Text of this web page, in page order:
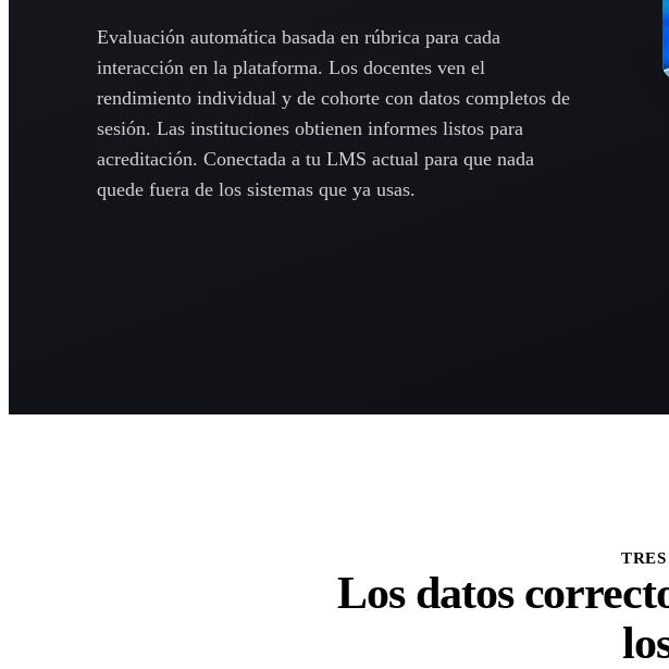
Evaluación automática basada en rúbrica para cada
interacción en la plataforma. Los docentes ven el
rendimiento individual y de cohorte con datos completos de
sesión. Las instituciones obtienen informes listos para
acreditación. Conectada a tu LMS actual para que nada
quede fuera de los sistemas que ya usas.
Los datos